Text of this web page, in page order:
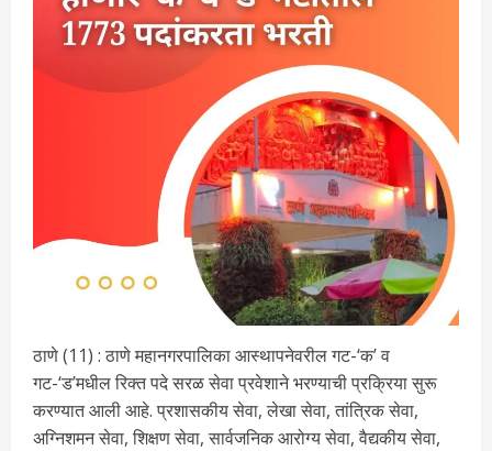
ठाणे (11) : ठाणे महानगरपालिका आस्थापनेवरील गट-‘क’ व
गट-‘ड’मधील रिक्त पदे सरळ सेवा प्रवेशाने भरण्याची प्रक्रिया सुरू
करण्यात आली आहे. प्रशासकीय सेवा, लेखा सेवा, तांत्रिक सेवा,
अग्निशमन सेवा, शिक्षण सेवा, सार्वजनिक आरोग्य सेवा, वैद्यकीय सेवा,